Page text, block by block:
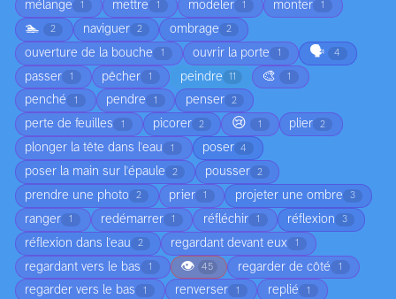
mélange 1 mettre 1 modeler 1 monter 1
🏊 2 naviguer 2 ombrage 2
ouverture de la bouche 1 ouvrir la porte 1 🗣️ 4
passer 1 pêcher 1 peindre 11 🎨 1
penché 1 pendre 1 penser 2
perte de feuilles 1 picorer 2 😢 1 plier 2
plonger la tête dans l'eau 1 poser 4
poser la main sur l'épaule 2 pousser 2
prendre une photo 2 prier 1 projeter une ombre 3
ranger 1 redémarrer 1 réfléchir 1 réflexion 3
réflexion dans l'eau 2 regardant devant eux 1
regardant vers le bas 1 👁️ 45 regarder de côté 1
regarder vers le bas 1 renverser 1 replié 1